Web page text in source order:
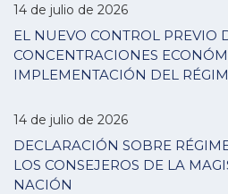
14 de julio de 2026
EL NUEVO CONTROL PREVIO
CONCENTRACIONES
IMPLEMENTACIÓN DEL
14 de julio de 2026
DECLARACIÓN SOBRE
LOS CONSEJEROS DE LA
NACIÓN